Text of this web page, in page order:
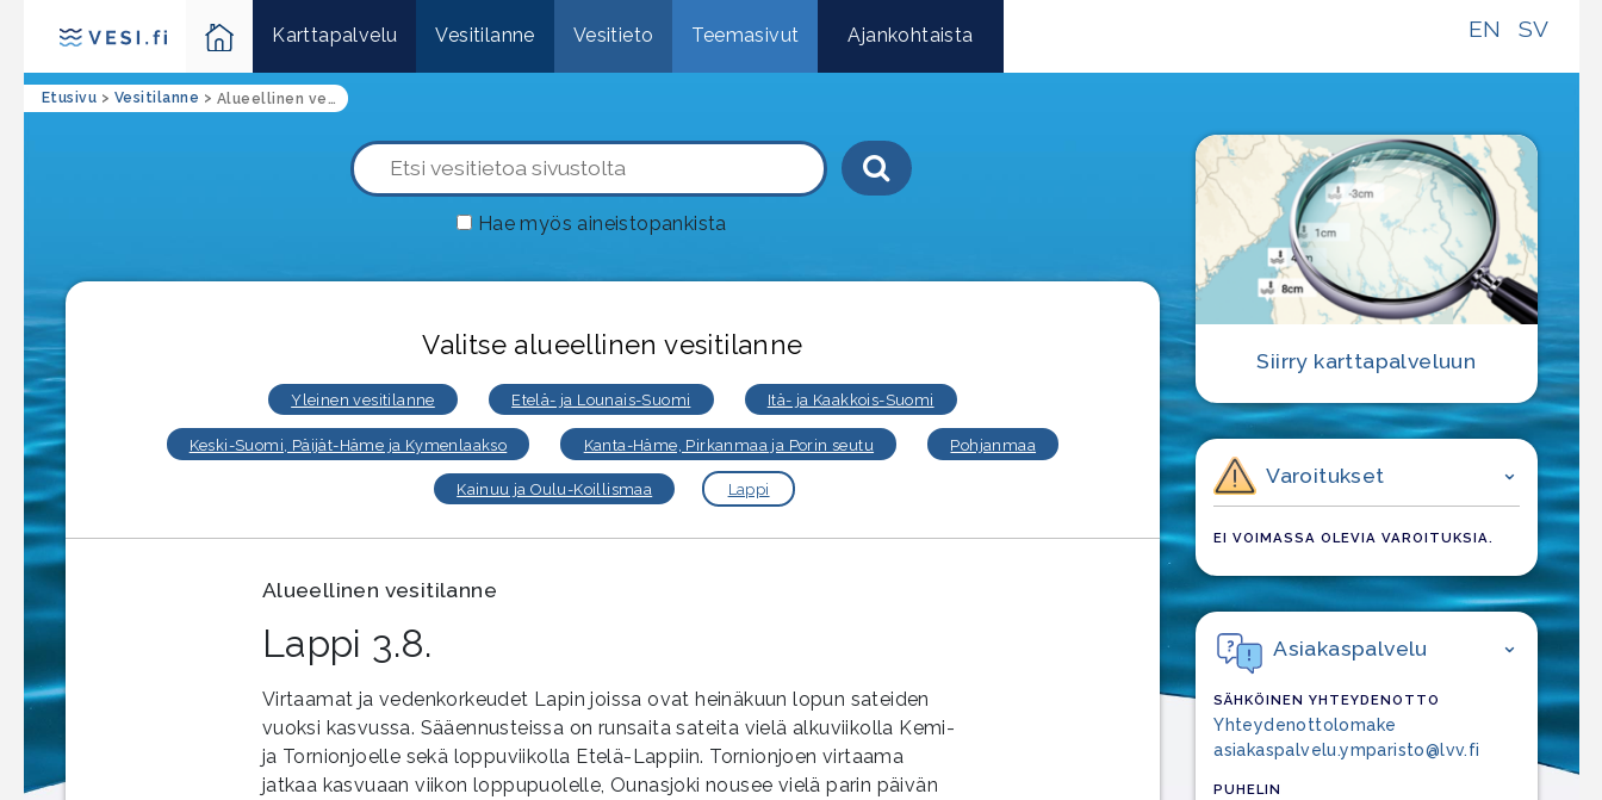
SV
EN
Karttapalvelu Vesitilanne Vesitieto Teemasivut Ajankohtaista
Etusivu > Vesitilanne > Alueellinen vesitilanne Lappi
Haku-painike
Hae myös aineistopankista
Valitse alueellinen vesitilanne
Yleinen vesitilanne Etelä- ja Lounais-Suomi Itä- ja Kaakkois-Suomi
Keski-Suomi, Päijät-Häme ja Kymenlaakso Kanta-Häme, Pirkanmaa ja Porin seutu Pohjanmaa
Kainuu ja Oulu-Koillismaa Lappi
Alueellinen vesitilanne
Lappi 3.8.
Virtaamat ja vedenkorkeudet Lapin joissa ovat heinäkuun lopun sateiden
vuoksi kasvussa. Sääennusteissa on runsaita sateita vielä alkuviikolla Kemi-
ja Tornionjoelle sekä loppuviikolla Etelä-Lappiin. Tornionjoen virtaama
jatkaa kasvuaan viikon loppupuolelle, Ounasjoki nousee vielä parin päivän
Siirry karttapalveluun
Varoitukset
EI VOIMASSA OLEVIA VAROITUKSIA.
Asiakaspalvelu
SÄHKÖINEN YHTEYDENOTTO
Yhteydenottolomake
asiakaspalvelu.ymparisto@lvv.fi
PUHELIN